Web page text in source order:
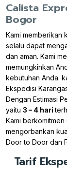
Calista
Bogor
Kami memberikan
selalu dapat
dan aman. Kami
memungkinkan
kebutuhan Anda.
Ekspedisi
Dengan Estimasi
yaitu 3 – 4 hari
Kami
mengorbankan
Door to Door dan
Tarif